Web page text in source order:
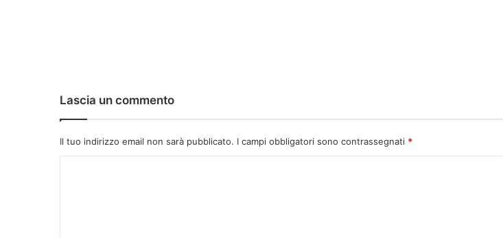
Lascia un commento
Il tuo indirizzo email non sarà pubblicato. I campi obbligatori sono contrassegnati *